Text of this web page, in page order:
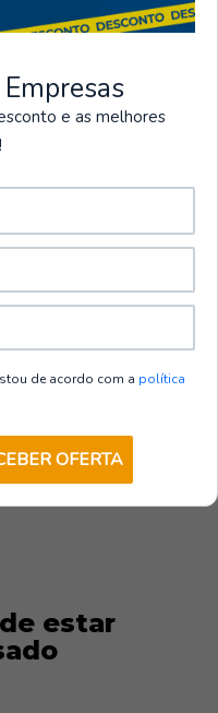
Alimentar
couro
estar
e as melhores
de acordo com a política
OFERTA